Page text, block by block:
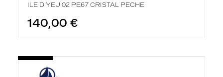
ILE D'YEU 02 PE67 CRISTAL PECHE
140,00 €